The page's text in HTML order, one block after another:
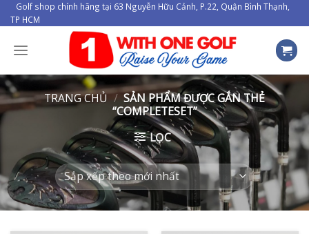
Skip
to
content
Golf shop chính hãng tại 63 Nguyễn Hữu Cảnh, P.22, Quận Bình Thạnh,
TP HCM
TRANG CHỦ / SẢN PHẨM ĐƯỢC GẮN THẺ
“COMPLETESET”
LỌC